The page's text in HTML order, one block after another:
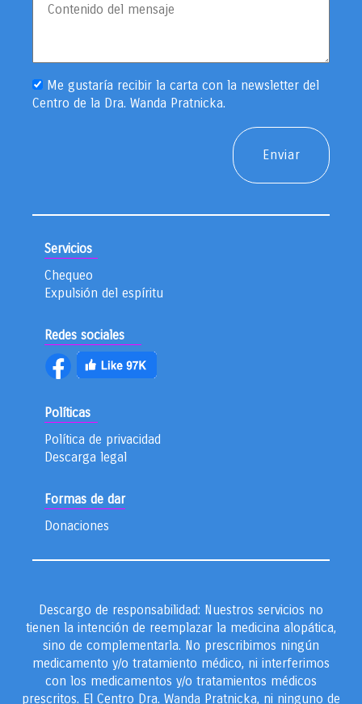
Me gustaría recibir la carta con la newsletter del
Centro de la Dra. Wanda Pratnicka.
Servicios
Chequeo
Expulsión del espíritu
Redes sociales
Políticas
Política de privacidad
Descarga legal
Formas de dar
Donaciones
Descargo de responsabilidad: Nuestros servicios no
tienen la intención de reemplazar la medicina alopática,
sino de complementarla. No prescribimos ningún
medicamento y/o tratamiento médico, ni interferimos
con los medicamentos y/o tratamientos médicos
prescritos. El Centro Dra. Wanda Pratnicka, ni ninguno de